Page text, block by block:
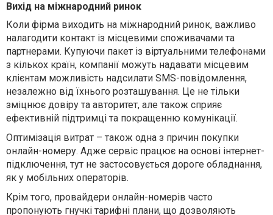
Вихід на міжнародний ринок
Коли фірма виходить на міжнародний ринок, важливо
налагодити контакт із місцевими споживачами та
партнерами. Купуючи пакет із віртуальними телефонами
з кількох країн, компанії можуть надавати місцевим
клієнтам можливість надсилати SMS-повідомлення,
незалежно від їхнього розташування. Це не тільки
зміцнює довіру та авторитет, але також сприяє
ефективній підтримці та покращенню комунікації.
Оптимізація витрат – також одна з причин покупки
онлайн-номеру. Адже сервіс працює на основі інтернет-
підключення, тут не застосовується дороге обладнання,
як у мобільних операторів.
Крім того, провайдери онлайн-номерів часто
пропонують гнучкі тарифні плани, що дозволяють